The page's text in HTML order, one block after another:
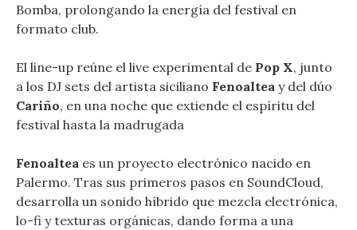
Bomba, prolongando la energía del festival en
formato club.
El line-up reúne el live experimental de Pop X, junto
a los DJ sets del artista siciliano Fenoaltea y del dúo
Cariño, en una noche que extiende el espíritu del
festival hasta la madrugada
Fenoaltea es un proyecto electrónico nacido en
Palermo. Tras sus primeros pasos en SoundCloud,
desarrolla un sonido híbrido que mezcla electrónica,
lo-fi y texturas orgánicas, dando forma a una